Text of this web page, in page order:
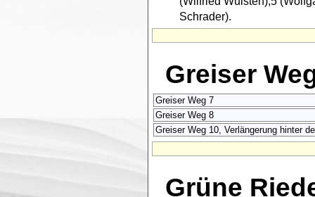
Schrader).
Greiser
Greiser Weg 7
Greiser Weg 8
Greiser Weg 10, Verlängerung hinter
Grüne